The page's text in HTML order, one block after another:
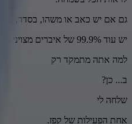
גם אם יש כאב או משהו, בסדר, זה
יש עוד 99.9% של איברים מצוינים, עובדים נפלא.
למה אתה מתמקד רק
ב... כן?
שלחה לי
אחת הפעילות של קפז.